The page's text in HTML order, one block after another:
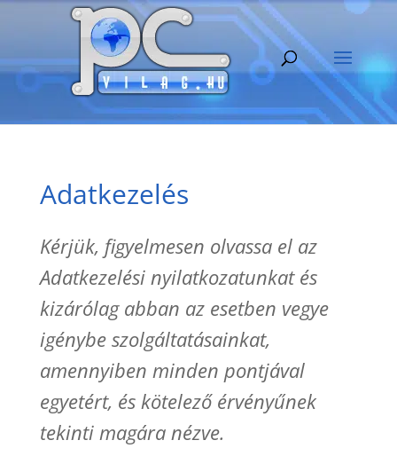
Adatkezelés
Kérjük, figyelmesen olvassa el az
Adatkezelési nyilatkozatunkat és
kizárólag abban az esetben vegye
igénybe szolgáltatásainkat,
amennyiben minden pontjával
egyetért, és kötelező érvényűnek
tekinti magára nézve.